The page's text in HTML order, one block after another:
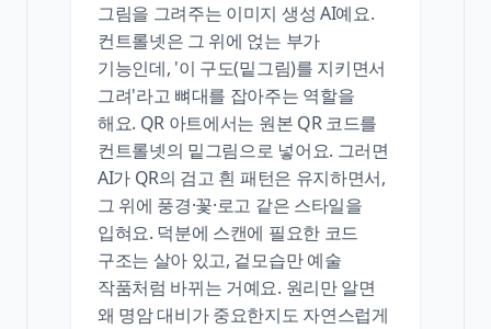
그림을 그려주는 이미지 생성 AI예요.
컨트롤넷은 그 위에 얹는 부가
기능인데, '이 구도(밑그림)를 지키면서
그려'라고 뼈대를 잡아주는 역할을
해요. QR 아트에서는 원본 QR 코드를
컨트롤넷의 밑그림으로 넣어요. 그러면
AI가 QR의 검고 흰 패턴은 유지하면서,
그 위에 풍경·꽃·로고 같은 스타일을
입혀요. 덕분에 스캔에 필요한 코드
구조는 살아 있고, 겉모습만 예술
작품처럼 바뀌는 거예요. 원리만 알면
왜 명암 대비가 중요한지도 자연스럽게